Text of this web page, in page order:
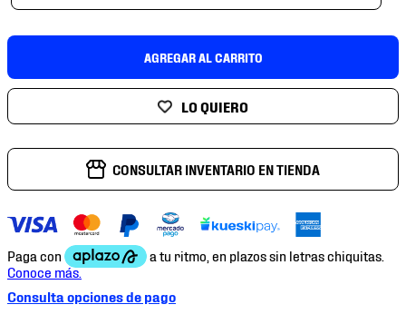
AGREGAR AL CARRITO
CONSULTAR INVENTARIO EN TIENDA
Consulta opciones de pago
10. tenis nike